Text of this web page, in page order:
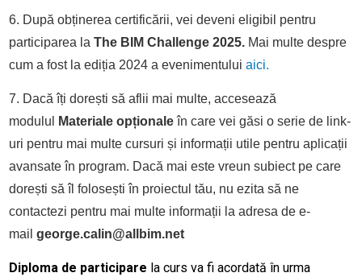
6. După obținerea certificării, vei deveni eligibil pentru
participarea la The BIM Challenge 2025. Mai multe despre
cum a fost la ediția 2024 a evenimentului aici.
7. Dacă îți dorești să aflii mai multe, accesează
modulul
Materiale opționaleîn care vei găsi o serie de link-
uri pentru mai multe cursuri și informații utile pentru aplicații
avansate în program. Dacă mai este vreun subiect pe care
dorești să îl folosești în proiectul tău, nu ezita să ne
contactezi pentru mai multe informații la adresa de e-
mail george.calin@allbim.net
Diploma de participare la curs va fi acordată în urma